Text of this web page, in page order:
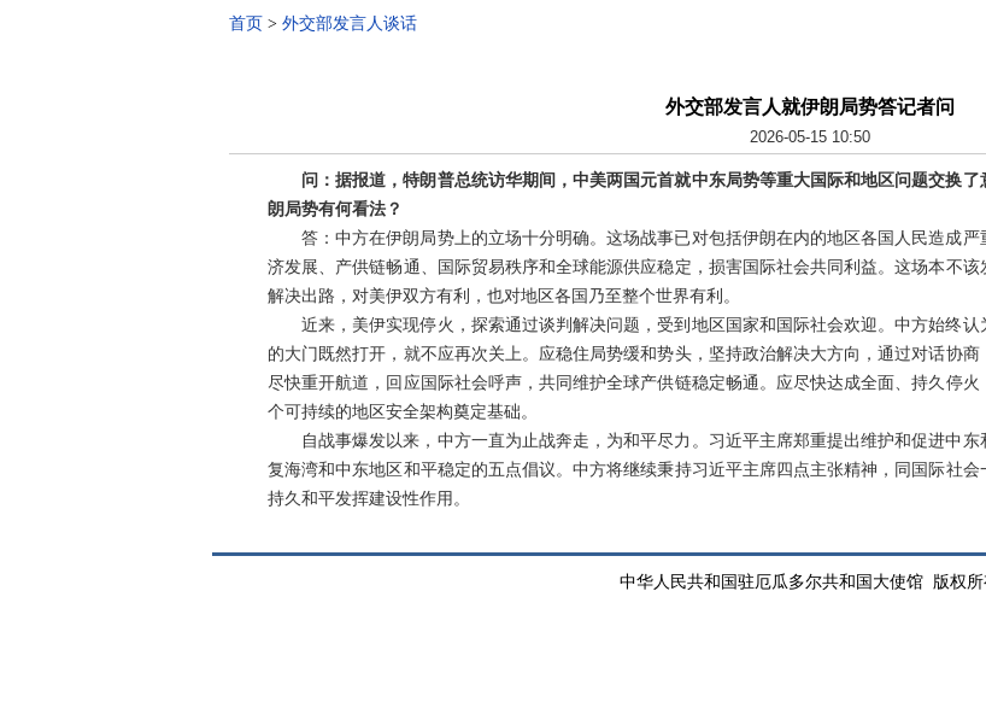
首页 > 外交部发言人谈话
外交部发言人就伊朗局势答记者问
2026-05-15 10:50
问：据报道，特朗普总统访华期间，中美两国元首就中东局势等重大国际和地区问题交换
朗局势有何看法？
答：中方在伊朗局势上的立场十分明确。这场战事已对包括伊朗在内的地区各国人民造成
济发展、产供链畅通、国际贸易秩序和全球能源供应稳定，损害国际社会共同利益。这场本不
解决出路，对美伊双方有利，也对地区各国乃至整个世界有利。
近来，美伊实现停火，探索通过谈判解决问题，受到地区国家和国际社会欢迎。中方始终
的大门既然打开，就不应再次关上。应稳住局势缓和势头，坚持政治解决大方向，通过对话协
尽快重开航道，回应国际社会呼声，共同维护全球产供链稳定畅通。应尽快达成全面、持久停
个可持续的地区安全架构奠定基础。
自战事爆发以来，中方一直为止战奔走，为和平尽力。习近平主席郑重提出维护和促进中
复海湾和中东地区和平稳定的五点倡议。中方将继续秉持习近平主席四点主张精神，同国际社
持久和平发挥建设性作用。
中华人民共和国驻厄瓜多尔共和国大使馆 版权